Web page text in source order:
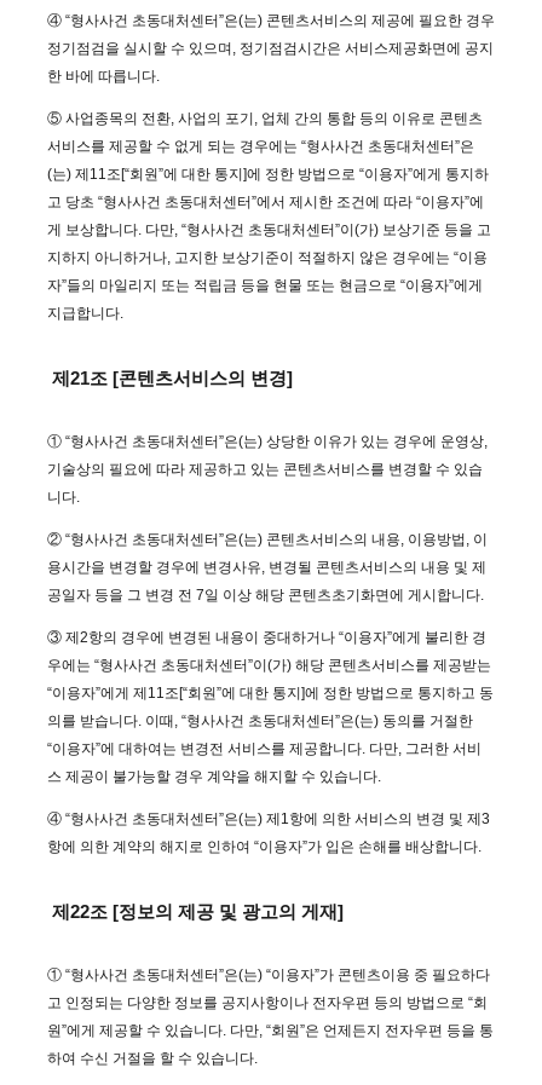
④ “형사사건 초동대처센터”은(는) 콘텐츠서비스의 제공에 필요한 경우
정기점검을 실시할 수 있으며, 정기점검시간은 서비스제공화면에 공지
한 바에 따릅니다.
⑤ 사업종목의 전환, 사업의 포기, 업체 간의 통합 등의 이유로 콘텐츠
서비스를 제공할 수 없게 되는 경우에는 “형사사건 초동대처센터”은
(는) 제11조[“회원”에 대한 통지]에 정한 방법으로 “이용자”에게 통지하
고 당초 “형사사건 초동대처센터”에서 제시한 조건에 따라 “이용자”에
게 보상합니다. 다만, “형사사건 초동대처센터”이(가) 보상기준 등을 고
지하지 아니하거나, 고지한 보상기준이 적절하지 않은 경우에는 “이용
자”들의 마일리지 또는 적립금 등을 현물 또는 현금으로 “이용자”에게
지급합니다.
제21조 [콘텐츠서비스의 변경]
① “형사사건 초동대처센터”은(는) 상당한 이유가 있는 경우에 운영상,
기술상의 필요에 따라 제공하고 있는 콘텐츠서비스를 변경할 수 있습
니다.
② “형사사건 초동대처센터”은(는) 콘텐츠서비스의 내용, 이용방법, 이
용시간을 변경할 경우에 변경사유, 변경될 콘텐츠서비스의 내용 및 제
공일자 등을 그 변경 전 7일 이상 해당 콘텐츠초기화면에 게시합니다.
③ 제2항의 경우에 변경된 내용이 중대하거나 “이용자”에게 불리한 경
우에는 “형사사건 초동대처센터”이(가) 해당 콘텐츠서비스를 제공받는
“이용자”에게 제11조[“회원”에 대한 통지]에 정한 방법으로 통지하고 동
의를 받습니다. 이때, “형사사건 초동대처센터”은(는) 동의를 거절한
“이용자”에 대하여는 변경전 서비스를 제공합니다. 다만, 그러한 서비
스 제공이 불가능할 경우 계약을 해지할 수 있습니다.
④ “형사사건 초동대처센터”은(는) 제1항에 의한 서비스의 변경 및 제3
항에 의한 계약의 해지로 인하여 “이용자”가 입은 손해를 배상합니다.
제22조 [정보의 제공 및 광고의 게재]
① “형사사건 초동대처센터”은(는) “이용자”가 콘텐츠이용 중 필요하다
고 인정되는 다양한 정보를 공지사항이나 전자우편 등의 방법으로 “회
원”에게 제공할 수 있습니다. 다만, “회원”은 언제든지 전자우편 등을 통
하여 수신 거절을 할 수 있습니다.